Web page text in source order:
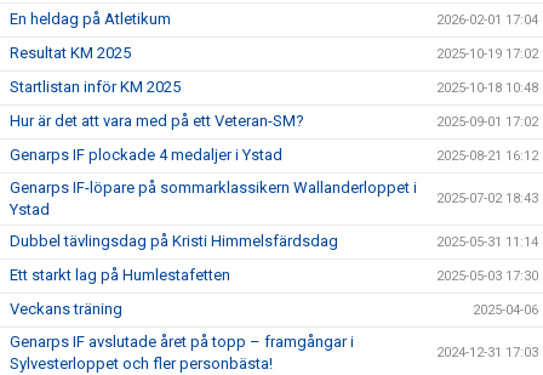
En heldag på Atletikum 2026-02-01 17:04
Resultat KM 2025 2025-10-19 17:02
Startlistan inför KM 2025 2025-10-18 10:48
Hur är det att vara med på ett Veteran-SM? 2025-09-01 17:02
Genarps IF plockade 4 medaljer i Ystad 2025-08-21 16:12
Genarps IF-löpare på sommarklassikern Wallanderloppet i
Ystad
2025-07-02 18:43
Dubbel tävlingsdag på Kristi Himmelsfärdsdag 2025-05-31 11:14
Ett starkt lag på Humlestafetten 2025-05-03 17:30
Veckans träning 2025-04-06
Genarps IF avslutade året på topp – framgångar i
Sylvesterloppet och fler personbästa!
2024-12-31 17:03